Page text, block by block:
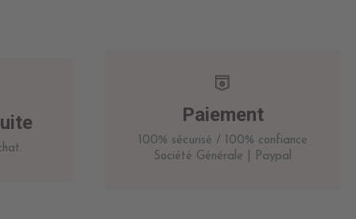
Paiement
100% sécurisé / 100% confiance
Société Générale | Paypal